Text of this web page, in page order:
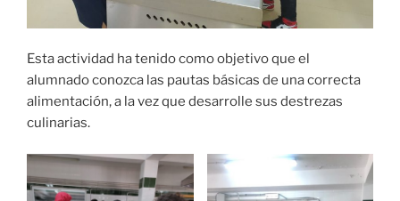
Esta actividad ha tenido como objetivo que el
alumnado conozca las pautas básicas de una correcta
alimentación, a la vez que desarrolle sus destrezas
culinarias.